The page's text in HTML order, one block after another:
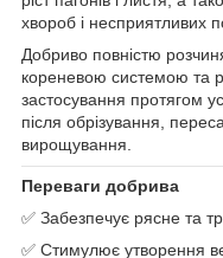
хвороб і несприятливих
Добриво повністю
кореневою системою та
застосування протягом
після обрізування,
вирощування.
Переваги добрива
✅ Забезпечує рясне та
✅ Стимулює утворення